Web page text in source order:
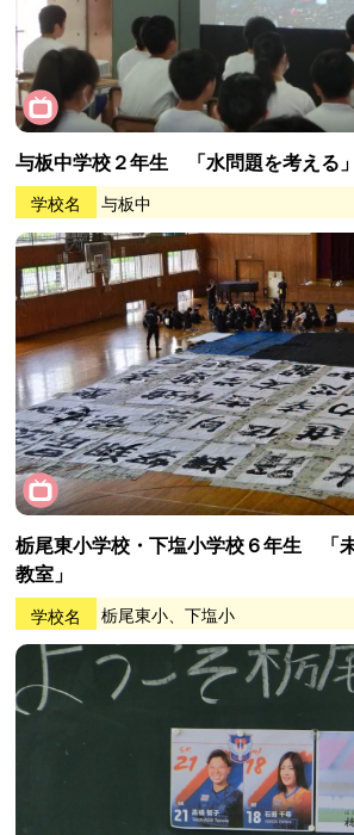
与板中学校２年生 「水問題を考える
学校名 与板中
栃尾東小学校・下塩小学校６年生 「
教室」
学校名 栃尾東小、下塩小